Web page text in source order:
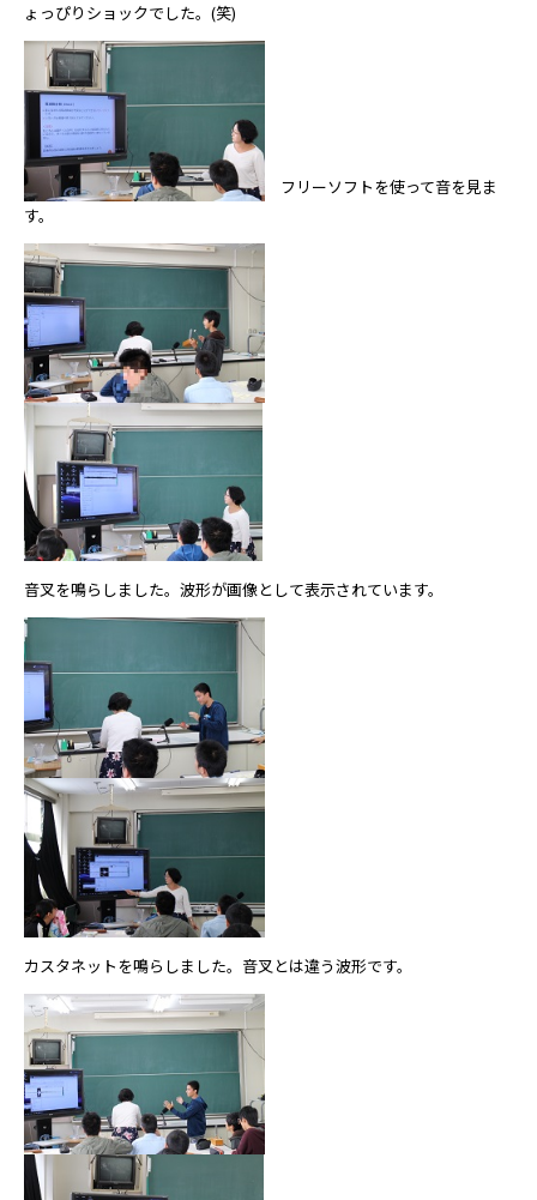
ょっぴりショックでした。(笑)
フリーソフトを使って音を見ま
す。
音叉を鳴らしました。波形が画像として表示されています。
カスタネットを鳴らしました。音叉とは違う波形です。